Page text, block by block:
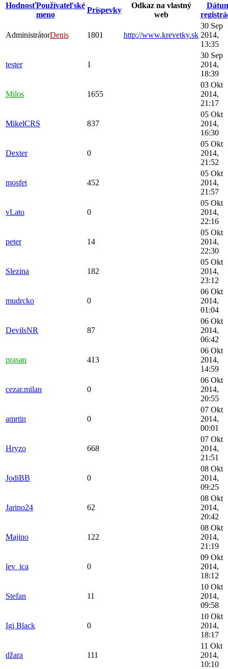
HodnosťPoužívateľské
meno
Príspevky
Odkaz na vlastný
web
AdministrátorDenis 1801 http://www.krevetky.sk
30 Sep
2014,
13:35
tester 1
30 Sep
2014,
18:39
Milos 1655
03 Okt
2014,
21:17
MikelCRS 837
05 Okt
2014,
16:30
Dexter 0
05 Okt
2014,
21:52
mosfet 452
05 Okt
2014,
21:57
vLato 0
05 Okt
2014,
22:16
peter 14
05 Okt
2014,
22:30
Slezina 182
05 Okt
2014,
23:12
mudrcko 0
06 Okt
2014,
01:04
DevilsNR 87
06 Okt
2014,
06:42
prasan 413
06 Okt
2014,
14:59
cezar.milan 0
06 Okt
2014,
20:55
amrtin 0
07 Okt
2014,
00:01
Hryzo 668
07 Okt
2014,
21:51
JodiBB 0
08 Okt
2014,
09:25
Jarino24 62
08 Okt
2014,
20:42
Majino 122
08 Okt
2014,
21:19
lev_ica 0
09 Okt
2014,
18:12
Stefan 11
10 Okt
2014,
09:58
Igi Black 0
10 Okt
2014,
18:17
džara 111
11 Okt
2014,
10:10